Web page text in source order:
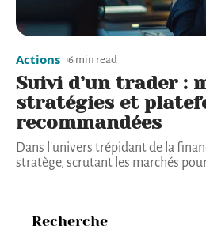
Actions 6 min read
Suivi d’un trader :
stratégies et
recommandées
Dans l'univers trépidant de la
stratège, scrutant les marchés
Recherche